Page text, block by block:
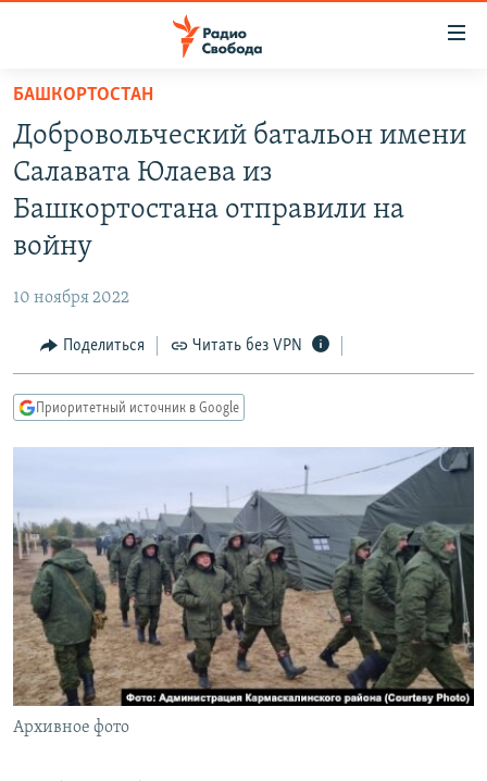
упрощенного
доступа
Вернуться
основному
содержанию
Вернутся
навигации
Вернутся
ПРОГРАММЫ
ПОДКАСТЫ
АВТОРСКИЕ ПРОЕКТЫ
ЦИТАТЫ СВОБОДЫ
КУЛЬТУРА
IDEL.РЕАЛИИ
КАВКАЗ.РЕАЛИИ
РАСПИСАНИЕ ВЕЩАНИЯ
ПОДПИШИТЕСЬ НА РАССЫЛКУ
СОЦИАЛЬНЫЕ СЕТИ
БАШКОРТОСТАН
Добровольческий батальон имени
Салавата Юлаева из
Башкортостана отправили на
войну
10 ноября 2022
Поделиться Читать без VPN
Приоритетный источник в Google
Архивное фото